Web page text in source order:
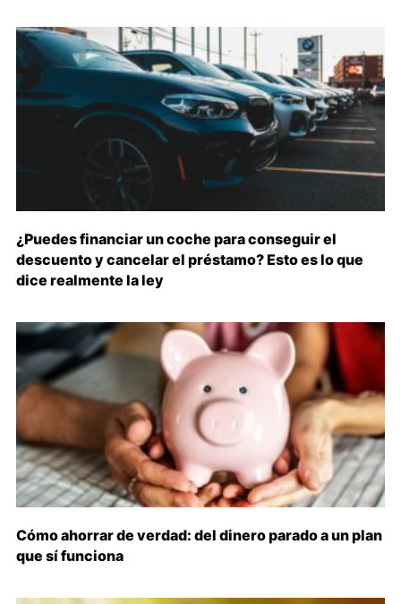
¿Puedes financiar un coche para conseguir el
descuento y cancelar el préstamo? Esto es lo que
dice realmente la ley
Cómo ahorrar de verdad: del dinero parado a un plan
que sí funciona